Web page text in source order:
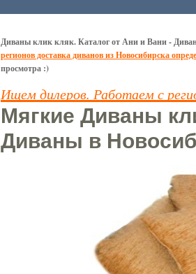
Диваны клик кляк. Каталог от Ани и Вани -
регионов доставка диванов из Новосибирска
просмотра :)
Ищем дилеров. Работаем с
Мягкие Диваны
Диваны в